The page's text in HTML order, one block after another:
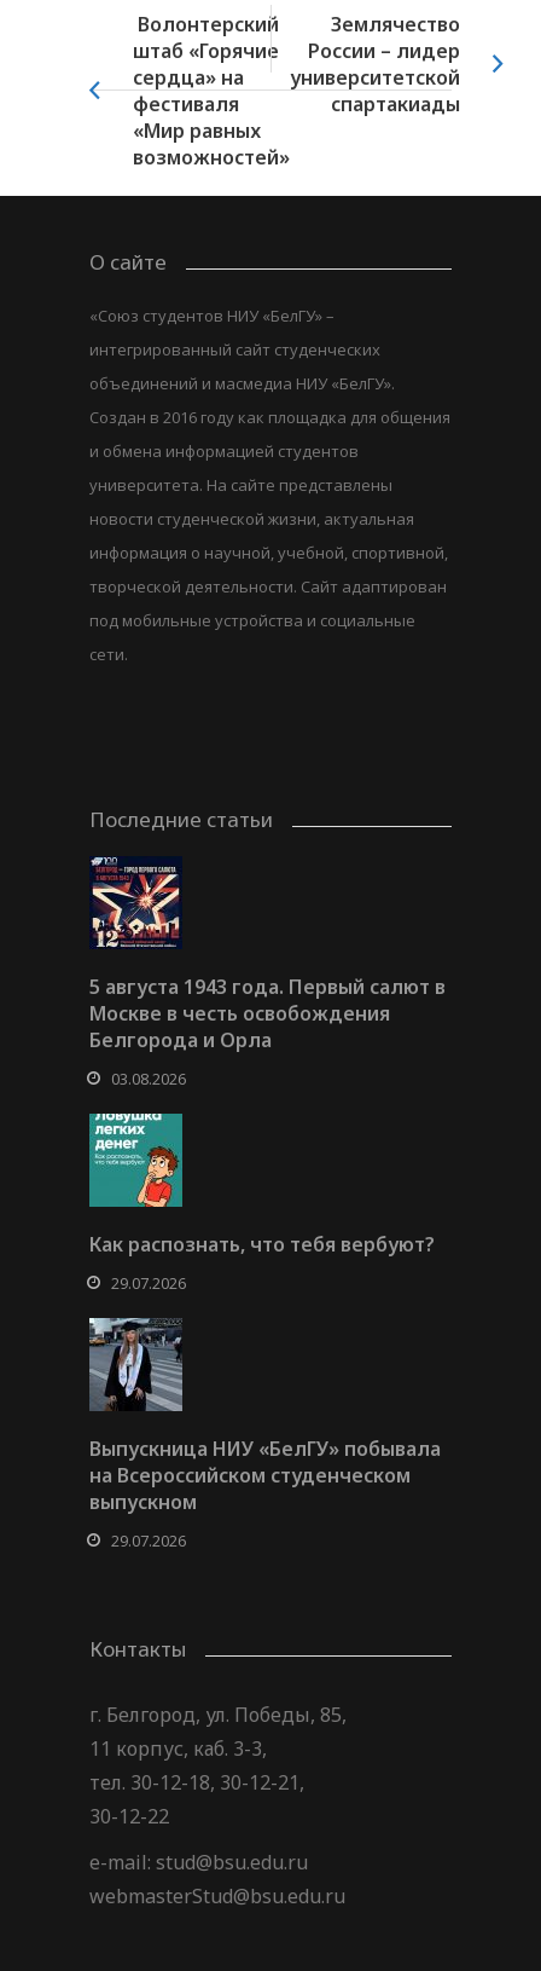
Волонтерский
штаб «Горячие
сердца» на
фестиваля
«Мир равных
возможностей»
Землячество
России – лидер
университетской
спартакиады
О сайте
«Союз студентов НИУ «БелГУ» –
интегрированный сайт студенческих
объединений и масмедиа НИУ «БелГУ».
Создан в 2016 году как площадка для общения
и обмена информацией студентов
университета. На сайте представлены
новости студенческой жизни, актуальная
информация о научной, учебной, спортивной,
творческой деятельности. Сайт адаптирован
под мобильные устройства и социальные
сети.
Последние статьи
5 августа 1943 года. Первый салют в
Москве в честь освобождения
Белгорода и Орла
03.08.2026
Как распознать, что тебя вербуют?
29.07.2026
Выпускница НИУ «БелГУ» побывала
на Всероссийском студенческом
выпускном
29.07.2026
Контакты
г. Белгород, ул. Победы, 85,
11 корпус, каб. 3-3,
тел. 30-12-18, 30-12-21,
30-12-22
e-mail: stud@bsu.edu.ru
webmasterStud@bsu.edu.ru